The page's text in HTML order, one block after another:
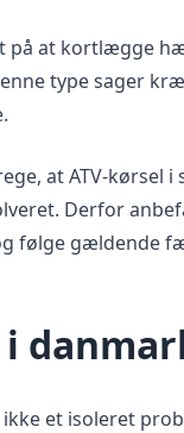
på at kortlægge
type sager
at ATV-
Derfor
følge gældende
et isoleret